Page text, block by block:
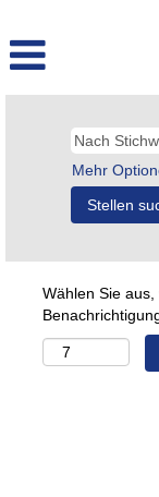
Mehr
Wählen Sie